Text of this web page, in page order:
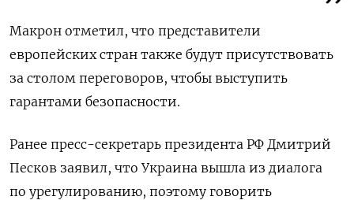
Макрон отметил, что представители
европейских стран также будут присутствовать
за столом переговоров, чтобы выступить
гарантами безопасности.
Ранее пресс-секретарь президента РФ Дмитрий
Песков заявил, что Украина вышла из диалога
по урегулированию, поэтому говорить